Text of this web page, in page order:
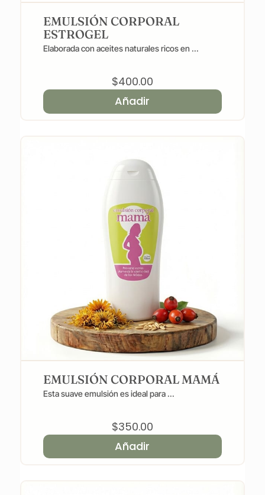
EMULSIÓN CORPORAL
ESTROGEL
Elaborada con aceites naturales ricos en ...
$400.00
Añadir
EMULSIÓN CORPORAL MAMÁ
Esta suave emulsión es ideal para ...
$350.00
Añadir